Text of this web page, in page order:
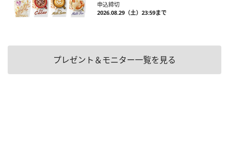
申込締切
2026.08.29（土）23:59まで
プレゼント＆モニター一覧を見る